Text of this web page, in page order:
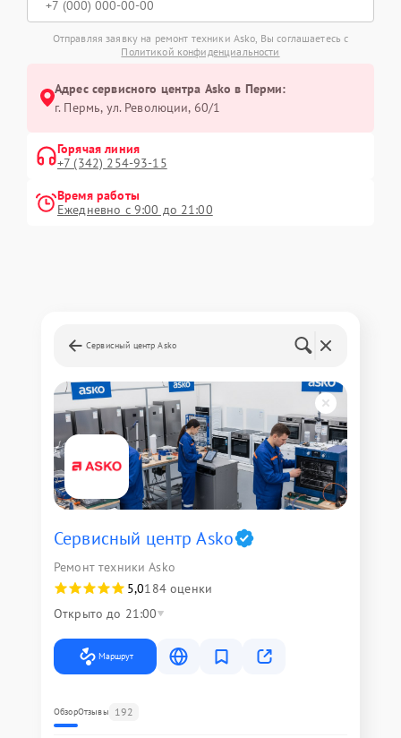
Отправляя заявку на ремонт техники Asko, Вы соглашаетесь с
Политикой конфиденциальности
Адрес сервисного центра Asko в Перми:
г. Пермь, ул. ​Революции, 60/1
Горячая линия
+7 (342) 254-93-15
Время работы
Ежедневно с 9:00 до 21:00
Сервисный центр Asko
Сервисный центр Asko
Ремонт техники Asko
5,0184 оценки
Открыто до 21:00
Маршрут
ОбзорОтзывы 192